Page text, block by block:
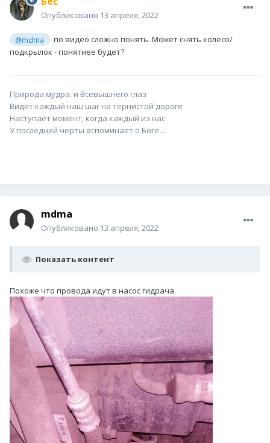
Опубликовано 13 апреля, 2022
@mdma
по видео сложно понять. Может снять колесо/
подкрылок - понятнее будет?
Природа мудра, и Всевышнего глаз
Видит каждый наш шаг на тернистой дороге
Наступает момент, когда каждый из нас
У последней черты вспоминает о Боге...
mdma
Опубликовано 13 апреля, 2022
Показать контент
Похоже что провода идут в насос гидрача.